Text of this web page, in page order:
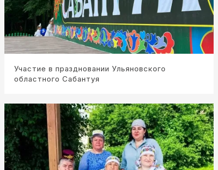
Участие в праздновании Ульяновского
областного Сабантуя